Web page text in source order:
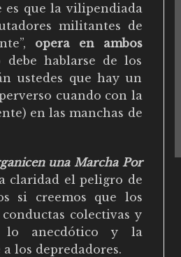
es que la vilipendiada
militantes de
opera en ambos
hablarse de los
ustedes que hay un
cuando con la
en las manchas de
una Marcha Por
claridad el peligro de
si creemos que los
colectivas y
lo anecdótico y la
los depredadores.